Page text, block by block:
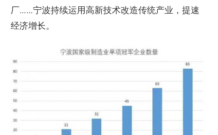
厂……宁波持续运用高新技术改造传统产业，提速
经济增长。